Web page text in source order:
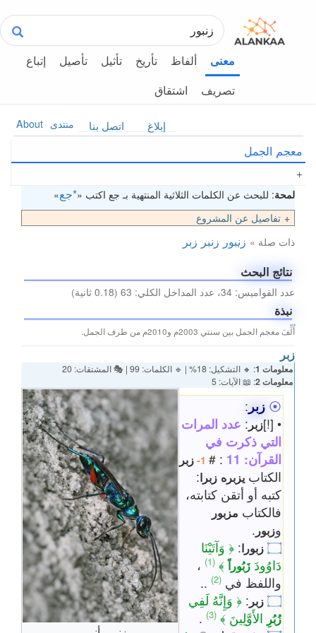
معنى ألفاظ تأريخ تأثيل تأصيل
إتباع
تصريف
اشتقاق
About منتدى اتصل بنا إبلاغ
معجم الجمل
لمحة: للبحث عن الكلمات الثلاثية المنتهية بـ جع اكتب «*جع»
تفاصيل عن المشروع
ذات صلة » زنبور زنبر زبر
نتائج البحث
عدد القواميس: 34، عدد المداخل الكلي: 63 (0.18 ثانية)
نبذة
أُلِّفَ معجم الجمل بين سنتي 2003م و2010م من طرف الجمل.
زبر
معلومات 1 : 🔸 التشكيل: 18% | 🔹 الكلمات: 99 | 🎭 المشتقات: 20
معلومات 2 : 📖 الآيات: 5
⦿ زبر :
• [!]زبر : عدد المرات
التي ذكرت في
القرآن: 11
: #
1- زبر
الكتاب يزبره زبرا:
كتبه أو أتقن كتابته،
فالكتاب مزبور
وزبور .
۝ زبورا: ﴿ وَآتَيْنَا
دَاوُودَ زَبُوراً﴾ (1)
،
واللفظ في (2)
..
۝ زبر : ﴿ وَإِنَّهُ لَفِي
زُبُرِ الأَوَّلِينَ ﴾ (3)
.